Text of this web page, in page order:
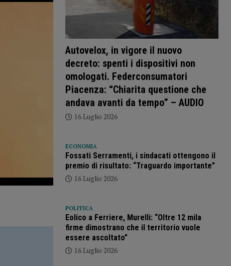
Autovelox, in vigore il nuovo
decreto: spenti i dispositivi non
omologati. Federconsumatori
Piacenza: “Chiarita questione che
andava avanti da tempo” – AUDIO
16 Luglio 2026
ECONOMIA
Fossati Serramenti, i sindacati ottengono il
premio di risultato: “Traguardo importante”
16 Luglio 2026
POLITICA
Eolico a Ferriere, Murelli: “Oltre 12 mila
firme dimostrano che il territorio vuole
essere ascoltato”
16 Luglio 2026